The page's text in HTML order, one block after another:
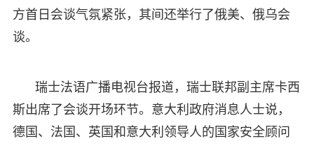
方首日会谈气氛紧张，其间还举行了俄美、俄乌会
谈。
瑞士法语广播电视台报道，瑞士联邦副主席卡西
斯出席了会谈开场环节。意大利政府消息人士说，
德国、法国、英国和意大利领导人的国家安全顾问